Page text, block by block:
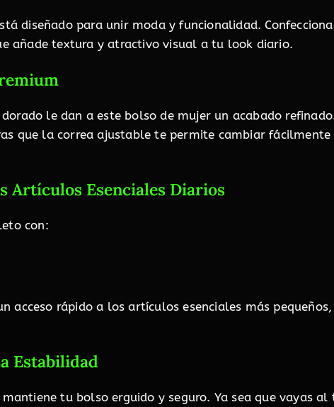
diseñado para unir moda y funcionalidad.
añade textura y atractivo visual a tu look diario.
le dan a este bolso de mujer un acabado
que la correa ajustable te permite cambiar
Artículos Esenciales Diarios
con:
rápido a los artículos esenciales más
Estabilidad
tu bolso erguido y seguro. Ya sea que vayas